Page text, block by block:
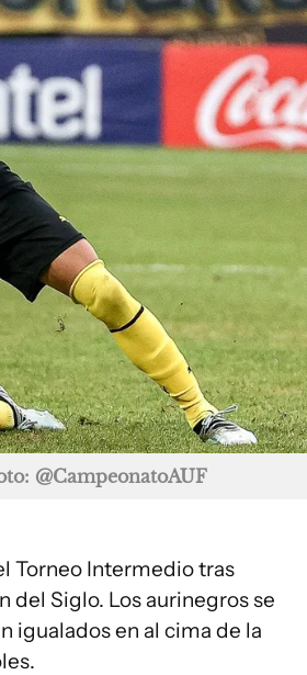
@CampeonatoAUF
Torneo Intermedio tras
del Siglo. Los aurinegros se
igualados en al cima de la